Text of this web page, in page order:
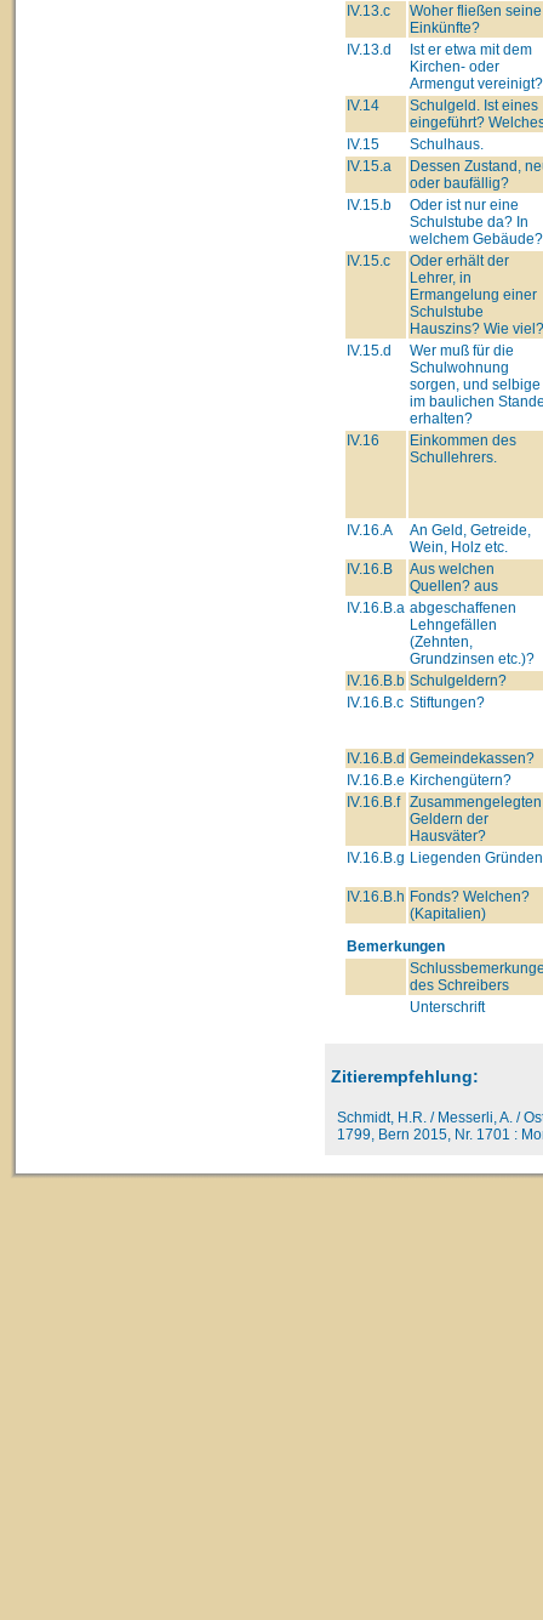
IV.13.c
Woher fließen seine
Einkünfte?
IV.13.d
Ist er etwa mit dem
Kirchen- oder
Armengut vereinigt?
IV.14
Schulgeld. Ist eines
eingeführt?
IV.15
Schulhaus.
IV.15.a
Dessen Zustand,
oder baufällig?
IV.15.b
Oder ist nur eine
Schulstube da? In
welchem Gebäude?
IV.15.c
Oder erhält der
Lehrer, in
Ermangelung einer
Schulstube
Hauszins? Wie viel?
IV.15.d
Wer muß für die
Schulwohnung
sorgen, und selbige
im baulichen
erhalten?
IV.16
Einkommen des
Schullehrers.
IV.16.A
An Geld, Getreide,
Wein, Holz etc.
IV.16.B
Aus welchen
Quellen? aus
IV.16.B.a abgeschaffenen
Lehngefällen
(Zehnten,
Grundzinsen etc.)?
IV.16.B.b Schulgeldern?
IV.16.B.c Stiftungen?
IV.16.B.d Gemeindekassen?
IV.16.B.e Kirchengütern?
IV.16.B.f Zusammengelegten
Geldern der
Hausväter?
IV.16.B.g Liegenden
IV.16.B.h Fonds? Welchen?
(Kapitalien)
Bemerkungen
des Schreibers
Unterschrift
Zitierempfehlung:
Schmidt, H.R. / Messerli, A. /
1799, Bern 2015, Nr. 1701 :